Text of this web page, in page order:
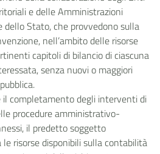
e delle Amministrazioni
dello Stato, che provvedono sulla
nell’ambito delle risorse
capitoli di bilancio di ciascuna
senza nuovi o maggiori
completamento degli interventi di
procedure amministrativo-
il predetto soggetto
le risorse disponibili sulla contabilità